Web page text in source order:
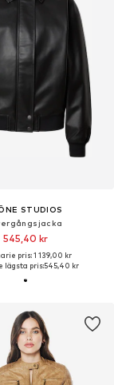
STUDIOS
545,40 kr
pris: 1 139,00 kr
lägsta pris:545,40 kr